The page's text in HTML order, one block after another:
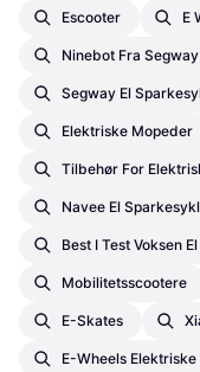
Escooter E
Ninebot Fra Segway
Segway El
Elektriske Mopeder
Tilbehør For
Navee El
Best I Test Voksen
Mobilitetsscootere
E-Skates
E-Wheels